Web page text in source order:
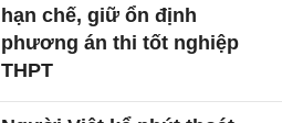
hạn chế, giữ ổn định
phương án thi tốt nghiệp
THPT